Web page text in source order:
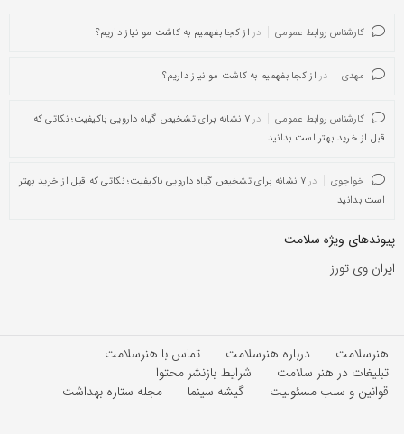
کارشناس روابط عمومی در از کجا بفهمیم به کاشت مو نیاز داریم؟
مهدی در از کجا بفهمیم به کاشت مو نیاز داریم؟
کارشناس روابط عمومی در
۷ نشانه برای تشخیص گیاه دارویی باکیفیت؛ نکاتی که
قبل از خرید بهتر است بدانید
خواجوی در
۷ نشانه برای تشخیص گیاه دارویی باکیفیت؛ نکاتی که قبل از خرید بهتر
است بدانید
ویژه سلامت
وی تورز
هنرسلامت درباره هنرسلامت
تماس با هنرسلامت
تبلیغات در هنر سلامت
شرایط بازنشر محتوا
قوانین و سلب مسئولیت
گیشه سینما مجله ستاره بهداشت